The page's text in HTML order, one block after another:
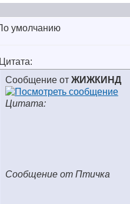
Цитата:
Сообщение от ЖИЖКИНД
Цитата:
Сообщение от Птичка